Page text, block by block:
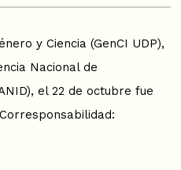
y Ciencia (GenCI UDP),
Nacional de
el 22 de octubre fue